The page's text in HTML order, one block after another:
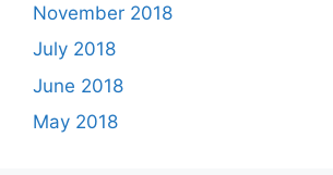
November 2018
July 2018
June 2018
May 2018